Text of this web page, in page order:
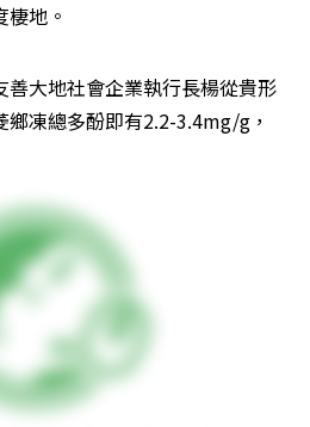
地。
善大地社會企業執行長楊從貴形
凍總多酚即有2.2-3.4mg/g，